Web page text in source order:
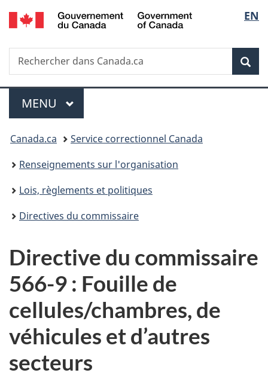
Passer
au
principal
Passer
à
Au
du
Passer
à
version
simplifiée
de
la
EN
Recherche
Rechercher
dans
Menu
MENU PRINCIPAL
Vous
êtes
ici :
Canada.ca
Service correctionnel Canada
Renseignements sur l'organisation
Lois, règlements et politiques
Directives du commissaire
Directive du commissaire
566-9 : Fouille de
cellules/chambres, de
véhicules et d’autres
secteurs